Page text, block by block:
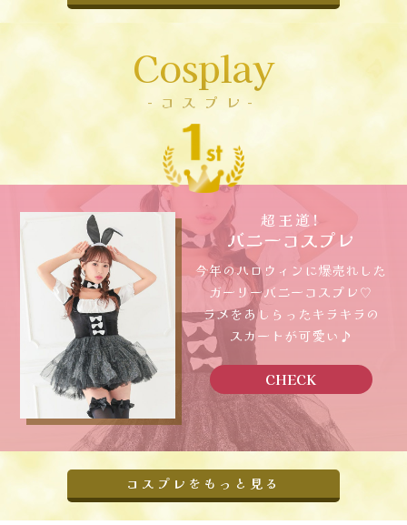
Cosplay
-コスプレ-
超王道!
バニーコスプレ
今年のハロウィンに爆売れした
ガーリーバニーコスプレ♡
ラメをあしらったキラキラの
スカートが可愛い♪
CHECK
コスプレをもっと見る